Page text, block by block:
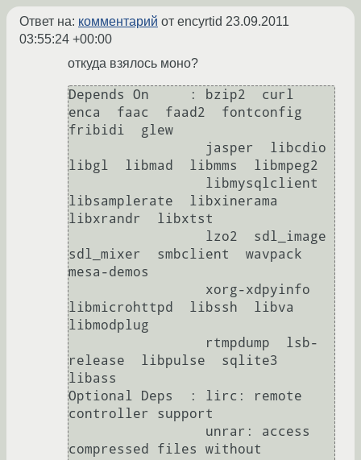
Ответ на: комментарий от encyrtid 23.09.2011
03:55:24 +00:00
откуда взялось моно?
Depends On     : bzip2  curl
enca  faac  faad2  fontconfig
fribidi  glew
libgl  libmad  libmms  libmpeg2
libsamplerate  libxinerama
libxrandr  libxtst
sdl_mixer  smbclient  wavpack
mesa-demos
libmicrohttpd  libssh  libva
libmodplug
release  libpulse  sqlite3
libass
Optional Deps  : lirc: remote
controller support
compressed files without